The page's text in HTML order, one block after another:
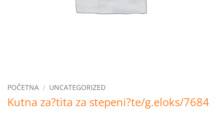
POČETNA / UNCATEGORIZED
Kutna za?tita za stepeni?te/g.eloks/7684